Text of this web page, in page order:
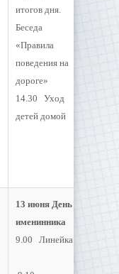
итогов дня.
Беседа
«Правила
поведения на
дороге»
14.30 Уход
детей домой
13 июня День
именинника
9.00 Линейка